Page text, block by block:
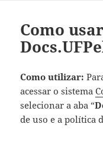
Como
Como utilizar:
acessar o sistema
selecionar a aba “
de uso e a política